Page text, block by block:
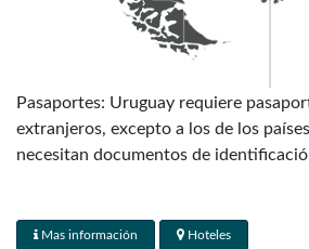
Pasaportes: Uruguay requiere
extranjeros, excepto a los de los
necesitan documentos de
aduaneras inusuales, los viajeros que
Mas información Hoteles